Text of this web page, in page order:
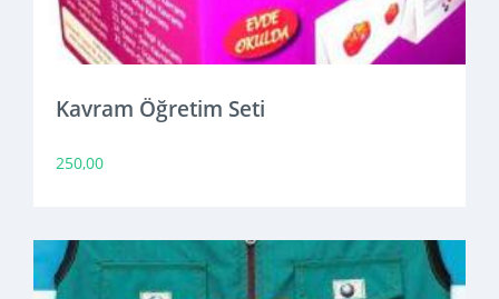
Kavram Öğretim Seti
250,00